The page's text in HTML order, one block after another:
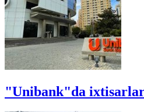
"Unibank"da